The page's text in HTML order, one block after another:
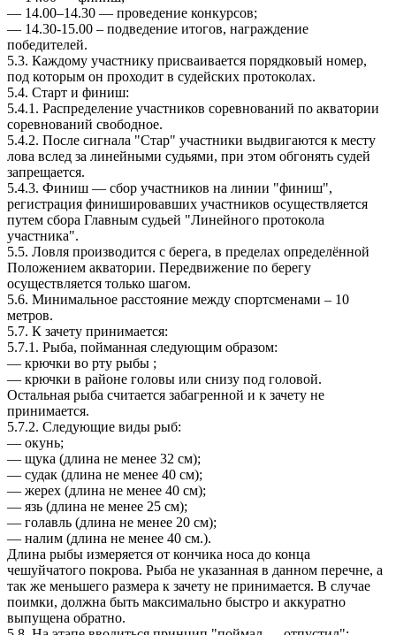
— 14.00–14.30 — проведение конкурсов;
— 14.30-15.00 – подведение итогов, награждение
победителей.
5.3. Каждому участнику присваивается порядковый номер,
под которым он проходит в судейских протоколах.
5.4. Старт и финиш:
5.4.1. Распределение участников соревнований по акватории
соревнований свободное.
5.4.2. После сигнала "Стар" участники выдвигаются к месту
лова вслед за линейными судьями, при этом обгонять судей
запрещается.
5.4.3. Финиш — сбор участников на линии "финиш",
регистрация финишировавших участников осуществляется
путем сбора Главным судьей "Линейного протокола
участника".
5.5. Ловля производится с берега, в пределах определённой
Положением акватории. Передвижение по берегу
осуществляется только шагом.
5.6. Минимальное расстояние между спортсменами – 10
метров.
5.7. К зачету принимается:
5.7.1. Рыба, пойманная следующим образом:
— крючки во рту рыбы ;
— крючки в районе головы или снизу под головой.
Остальная рыба считается забагренной и к зачету не
принимается.
5.7.2. Следующие виды рыб:
— окунь;
— щука (длина не менее 32 см);
— судак (длина не менее 40 см);
— жерех (длина не менее 40 см);
— язь (длина не менее 25 см);
— голавль (длина не менее 20 см);
— налим (длина не менее 40 см.).
Длина рыбы измеряется от кончика носа до конца
чешуйчатого покрова. Рыба не указанная в данном перечне, а
так же меньшего размера к зачету не принимается. В случае
поимки, должна быть максимально быстро и аккуратно
выпущена обратно.